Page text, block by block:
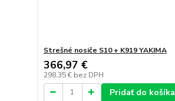
Strešné nosiče S10 + K919 YAKIMA
366,97 €
298,35 € bez DPH
Pridať do košíka